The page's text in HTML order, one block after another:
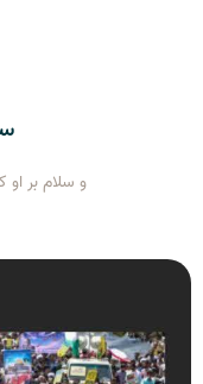
و سلام بر